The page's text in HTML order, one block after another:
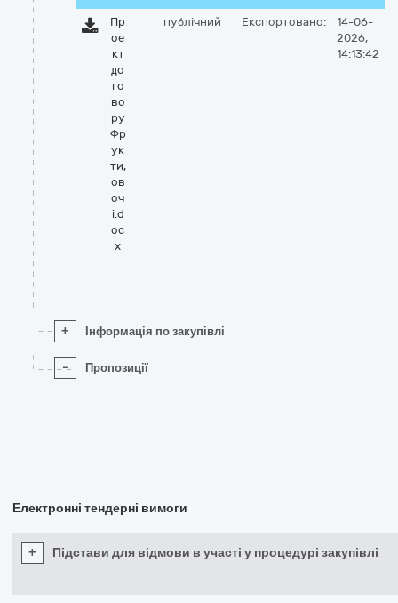
Пр
ое
кт
до
го
во
ру
Фр
ук
ти,
ов
оч
і.d
oc
x
публічний Експортовано:
14-06-
2026,
14:13:42
+ Інформація по закупівлі
- Пропозиції
Електронні тендерні вимоги
+ Підстави для відмови в участі у процедурі закупівлі